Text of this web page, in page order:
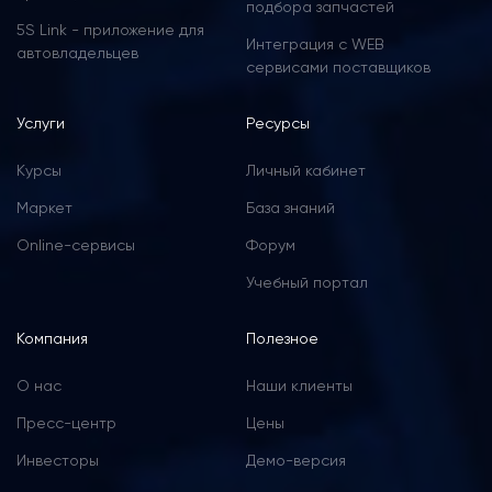
5S Link - приложение для
автовладельцев
подбора запчастей
Интеграция с WEB
сервисами поставщиков
Услуги
Курсы
Маркет
Online-сервисы
Ресурсы
Личный кабинет
База знаний
Форум
Учебный портал
Компания
О нас
Пресс-центр
Инвесторы
Полезное
Наши клиенты
Цены
Демо-версия